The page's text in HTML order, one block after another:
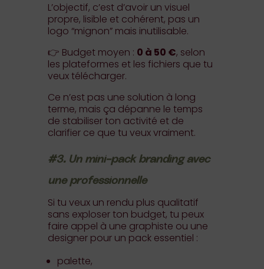
L’objectif, c’est d’avoir un visuel
propre, lisible et cohérent, pas un
logo “mignon” mais inutilisable.
👉 Budget moyen : 0 à 50 €, selon
les plateformes et les fichiers que tu
veux télécharger.
Ce n’est pas une solution à long
terme, mais ça dépanne le temps
de stabiliser ton activité et de
clarifier ce que tu veux vraiment.
#3. Un mini-pack branding avec
une professionnelle
Si tu veux un rendu plus qualitatif
sans exploser ton budget, tu peux
faire appel à une graphiste ou une
designer pour un pack essentiel :
palette,